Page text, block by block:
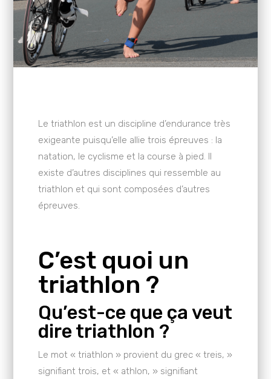
Le triathlon est un discipline d’endurance très
exigeante puisqu’elle allie trois épreuves : la
natation, le cyclisme et la course à pied. Il
existe d’autres disciplines qui ressemble au
triathlon et qui sont composées d’autres
épreuves.
C’est quoi un
triathlon ?
Qu’est-ce que ça veut
dire triathlon ?
Le mot « triathlon » provient du grec « treis, »
signifiant trois, et « athlon, » signifiant